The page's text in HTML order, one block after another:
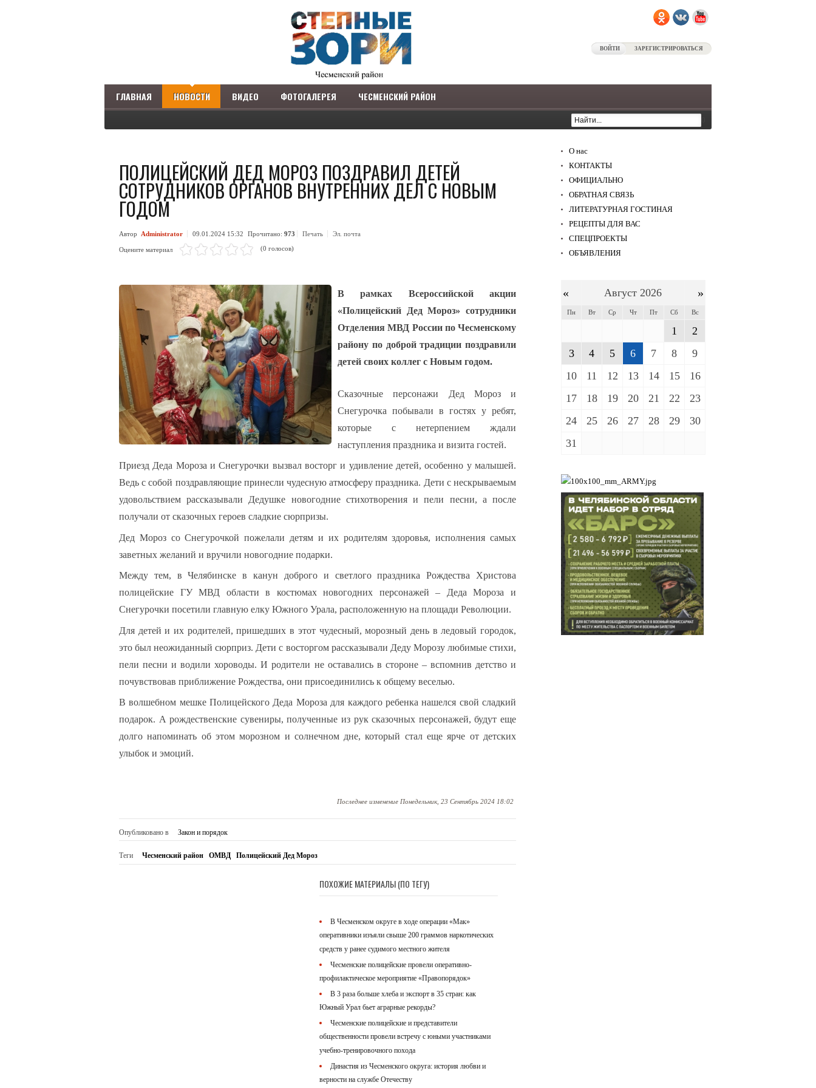
ВОЙТИ ЗАРЕГИСТРИРОВАТЬСЯ
ГЛАВНАЯ НОВОСТИ ВИДЕО ФОТОГАЛЕРЕЯ ЧЕСМЕНСКИЙ РАЙОН
ПОЛИЦЕЙСКИЙ ДЕД МОРОЗ ПОЗДРАВИЛ ДЕТЕЙ
СОТРУДНИКОВ ОРГАНОВ ВНУТРЕННИХ ДЕЛ С НОВЫМ
ГОДОМ
Автор Administrator 09.01.2024 15:32 Прочитано: 973 Печать Эл. почта
Оцените материал (0 голосов)
В рамках Всероссийской акции
«Полицейский Дед Мороз» сотрудники
Отделения МВД России по Чесменскому
району по доброй традиции поздравили
детей своих коллег с Новым годом.
Сказочные персонажи Дед Мороз и
Снегурочка побывали в гостях у ребят,
которые с нетерпением ждали
наступления праздника и визита гостей.
Приезд Деда Мороза и Снегурочки вызвал восторг и удивление детей, особенно у малышей.
Ведь с собой поздравляющие принесли чудесную атмосферу праздника. Дети с нескрываемым
удовольствием рассказывали Дедушке новогодние стихотворения и пели песни, а после
получали от сказочных героев сладкие сюрпризы.
Дед Мороз со Снегурочкой пожелали детям и их родителям здоровья, исполнения самых
заветных желаний и вручили новогодние подарки.
Между тем, в Челябинске в канун доброго и светлого праздника Рождества Христова
полицейские ГУ МВД области в костюмах новогодних персонажей – Деда Мороза и
Снегурочки посетили главную елку Южного Урала, расположенную на площади Революции.
Для детей и их родителей, пришедших в этот чудесный, морозный день в ледовый городок,
это был неожиданный сюрприз. Дети с восторгом рассказывали Деду Морозу любимые стихи,
пели песни и водили хороводы. И родители не оставались в стороне – вспомнив детство и
почувствовав приближение Рождества, они присоединились к общему веселью.
В волшебном мешке Полицейского Деда Мороза для каждого ребенка нашелся свой сладкий
подарок. А рождественские сувениры, полученные из рук сказочных персонажей, будут еще
долго напоминать об этом морозном и солнечном дне, который стал еще ярче от детских
улыбок и эмоций.
Последнее изменение Понедельник, 23 Сентябрь 2024 18:02
Опубликовано в Закон и порядок
Теги Чесменский район ОМВД Полицейский Дед Мороз
ПОХОЖИЕ МАТЕРИАЛЫ (ПО ТЕГУ)
В Чесменском округе в ходе операции «Мак»
оперативники изъяли свыше 200 граммов наркотических
средств у ранее судимого местного жителя
Чесменские полицейские провели оперативно-
профилактическое мероприятие «Правопорядок»
В 3 раза больше хлеба и экспорт в 35 стран: как
Южный Урал бьет аграрные рекорды?
Чесменские полицейские и представители
общественности провели встречу с юными участниками
учебно-тренировочного похода
Династия из Чесменского округа: история любви и
верности на службе Отечеству
О нас
КОНТАКТЫ
ОФИЦИАЛЬНО
ОБРАТНАЯ СВЯЗЬ
ЛИТЕРАТУРНАЯ ГОСТИНАЯ
РЕЦЕПТЫ ДЛЯ ВАС
СПЕЦПРОЕКТЫ
ОБЪЯВЛЕНИЯ
« Август 2026 »
Пн Вт Ср Чт Пт Сб Вс
1
2
3
4 5 6 7 8
9
10
11 12 13 14 15
16
17
18 19 20 21 22
23
24
25 26 27 28 29
30
31
ВОЙТИ ЗАРЕГИСТРИРОВАТЬСЯ
LOG IN
Логин
Пароль
Запомнить меня
Забыли пароль? Забыли логин?
COM_USERS_REGISTER_REQUIRED
COM_USERS_REGISTER_USERNAME_LABEL
COM_USERS_REGISTER_PASSWORD2_LABEL*
COM_USERS_REGISTER_EMAIL1_LABEL
COM_USERS_REGISTER_EMAIL2_LABEL*
COM_USERS_OR